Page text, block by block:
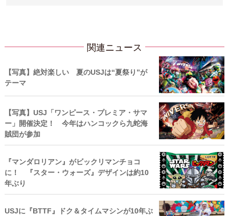
関連ニュース
【写真】絶対楽しい 夏のUSJは“夏祭り”が
テーマ
【写真】USJ「ワンピース・プレミア・サマ
ー」開催決定！ 今年はハンコックら九蛇海
賊団が参加
『マンダロリアン』がビックリマンチョコ
に！ 『スター・ウォーズ』デザインは約10
年ぶり
USJに『BTTF』ドク＆タイムマシンが10年ぶ